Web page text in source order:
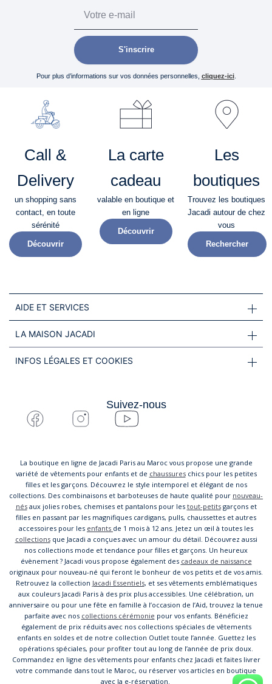
S'inscrire
Pour plus d’informations sur vos données personnelles, cliquez-ici.
Call &
Delivery
un shopping sans
contact, en toute
sérénité​
Découvrir
La carte
cadeau
valable en boutique et
en ligne
Découvrir
Les
boutiques
Trouvez les boutiques
Jacadi autour de chez
vous
Rechercher
AIDE ET SERVICES
LA MAISON JACADI
INFOS LÉGALES ET COOKIES
Suivez-nous
La boutique en ligne de Jacadi Paris au Maroc vous propose une grande
variété de vêtements pour enfants et de chaussureschics pour les petites
filles et les garçons. Découvrez le style intemporel et élégant de nos
collections. Des combinaisons et barboteuses de haute qualité pour nouveau-
nésaux jolies robes, chemises et pantalons pour les tout-petitsgarçons et
filles en passant par les magnifiques cardigans, pulls, chaussettes et autres
accessoires pour les enfants de 1 mois à 12 ans. Jetez un œil à toutes les
collectionsque Jacadi a conçues avec un amour du détail. Découvrez aussi
nos collections mode et tendance pour filles et garçons. Un heureux
évènement ? Jacadi vous propose également des cadeaux de naissance
originaux pour nouveau-né qui feront le bonheur de vos petits et de vos amis.
Retrouvez la collection Jacadi Essentiels, et ses vêtements emblématiques
aux couleurs Jacadi Paris à des prix plus accessibles. Une célébration, un
anniversaire ou pour une fête en famille à l’occasion de l’Aid, trouvez la tenue
parfaite avec nos collections cérémonie pour vos enfants. Bénéficiez
également de prix réduits avec nos collections spéciales de vêtements
enfants en soldes et de notre collection Outlet toute l’année. Guettez les
opérations spéciales, pour profiter tout au long de l’année de prix doux.
Commandez en ligne des vêtements pour enfants chez Jacadi et faites livrer
votre commande dans tout le Maroc, ou réserver vos articles en boutique
avec la e-réservation.